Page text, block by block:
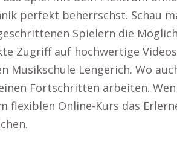
perfekt beherrschst. Schau
Spielern die
Zugriff auf hochwertige
Musikschule Lengerich. Wo
Fortschritten arbeiten.
flexiblen Online-Kurs das